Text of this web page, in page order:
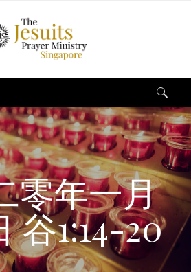
零年一月
谷1:14-20